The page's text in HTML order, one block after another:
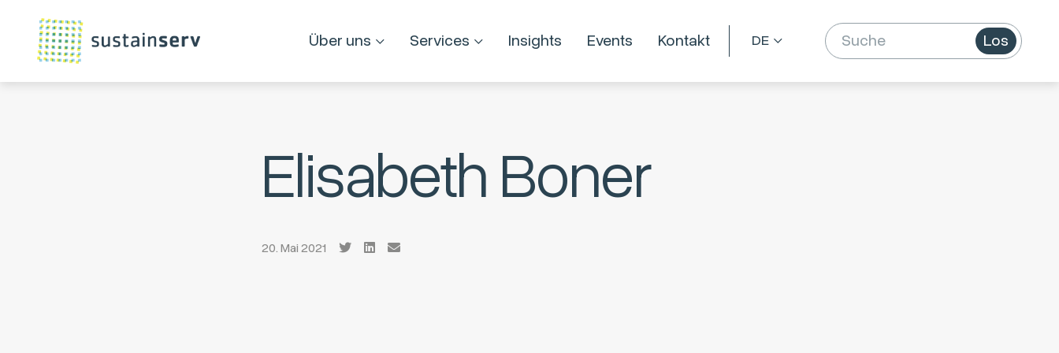
Über uns Services Insights Events Kontakt Los
Elisabeth Boner
20. Mai 2021